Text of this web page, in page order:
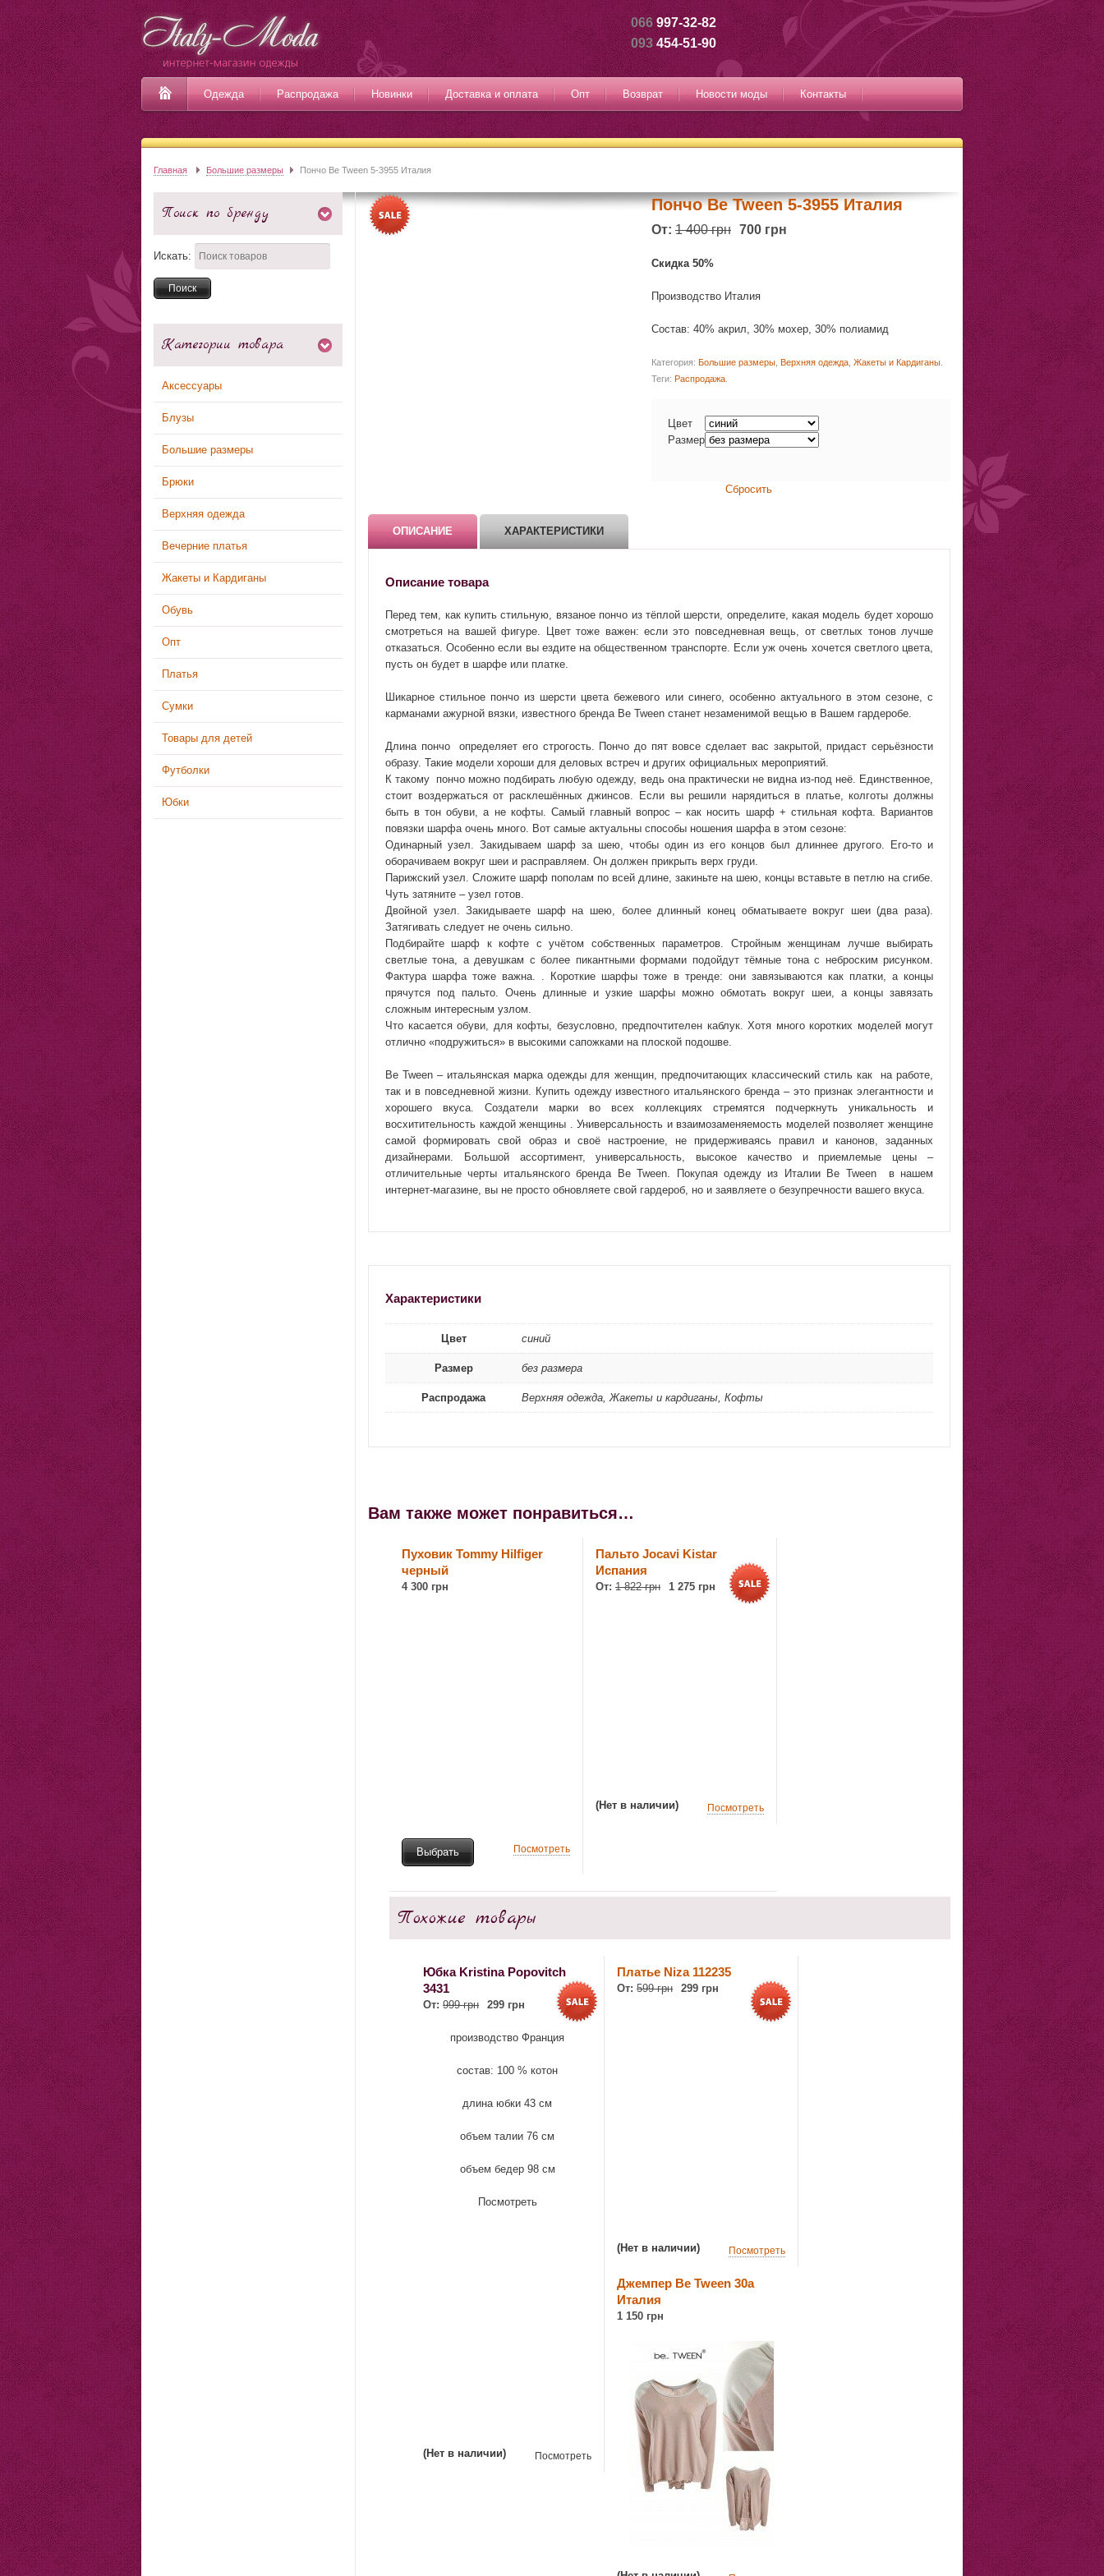
066 997-32-82
093 454-51-90
Одежда Распродажа Новинки Доставка и оплата Опт Возврат Новости моды Контакты
Главная Большие размеры Пончо Be Tween 5-3955 Италия
Поиск по бренду
Искать:
Категории товара
Аксессуары
Блузы
Большие размеры
Брюки
Верхняя одежда
Вечерние платья
Жакеты и Кардиганы
Обувь
Опт
Платья
Сумки
Товары для детей
Футболки
Юбки
Пончо Be Tween 5-3955 Италия
От: 1 400 грн 700 грн
Скидка 50%
Производство Италия
Состав: 40% акрил, 30% мохер, 30% полиамид
Категория: Большие размеры Верхняя одежда Жакеты и Кардиганы
Теги: Распродажа
Цвет
Размер
Сбросить
ОПИСАНИЕ ХАРАКТЕРИСТИКИ
Описание товара
Перед тем, как купить стильную, вязаное пончо из тёплой шерсти, определите, какая модель будет хорошо
смотреться на вашей фигуре. Цвет тоже важен: если это повседневная вещь, от светлых тонов лучше
отказаться. Особенно если вы ездите на общественном транспорте. Если уж очень хочется светлого цвета,
пусть он будет в шарфе или платке.
Шикарное стильное пончо из шерсти цвета бежевого или синего, особенно актуального в этом сезоне, с
карманами ажурной вязки, известного бренда Be Tween станет незаменимой вещью в Вашем гардеробе.
Длина пончо определяет его строгость. Пончо до пят вовсе сделает вас закрытой, придаст серьёзности
образу. Такие модели хороши для деловых встреч и других официальных мероприятий.
К такому пончо можно подбирать любую одежду, ведь она практически не видна из-под неё. Единственное,
стоит воздержаться от расклешённых джинсов. Если вы решили нарядиться в платье, колготы должны
быть в тон обуви, а не кофты. Самый главный вопрос – как носить шарф + стильная кофта. Вариантов
повязки шарфа очень много. Вот самые актуальны способы ношения шарфа в этом сезоне:
Одинарный узел. Закидываем шарф за шею, чтобы один из его концов был длиннее другого. Его-то и
оборачиваем вокруг шеи и расправляем. Он должен прикрыть верх груди.
Парижский узел. Сложите шарф пополам по всей длине, закиньте на шею, концы вставьте в петлю на сгибе.
Чуть затяните – узел готов.
Двойной узел. Закидываете шарф на шею, более длинный конец обматываете вокруг шеи (два раза).
Затягивать следует не очень сильно.
Подбирайте шарф к кофте с учётом собственных параметров. Стройным женщинам лучше выбирать
светлые тона, а девушкам с более пикантными формами подойдут тёмные тона с неброским рисунком.
Фактура шарфа тоже важна. . Короткие шарфы тоже в тренде: они завязываются как платки, а концы
прячутся под пальто. Очень длинные и узкие шарфы можно обмотать вокруг шеи, а концы завязать
сложным интересным узлом.
Что касается обуви, для кофты, безусловно, предпочтителен каблук. Хотя много коротких моделей могут
отлично «подружиться» в высокими сапожками на плоской подошве.
Be Tween – итальянская марка одежды для женщин, предпочитающих классический стиль как
на работе,
так и в повседневной жизни. Купить одежду известного итальянского бренда – это признак элегантности и
хорошего вкуса. Создатели марки во всех коллекциях стремятся подчеркнуть уникальность и
восхитительность каждой женщины . Универсальность и взаимозаменяемость моделей позволяет женщине
самой формировать свой образ и своё настроение, не придерживаясь правил и канонов, заданных
дизайнерами. Большой ассортимент, универсальность, высокое качество и приемлемые цены –
отличительные черты итальянского бренда Be Tween. Покупая одежду из Италии Be Tween
в нашем
интернет-магазине, вы не просто обновляете свой гардероб, но и заявляете о безупречности вашего вкуса.
Характеристики
Цвет синий
Размер без размера
Распродажа Верхняя одежда, Жакеты и кардиганы, Кофты
Вам также может понравиться…
Пуховик Tommy Hilfiger
черный
4 300 грн
Выбрать Посмотреть
Пальто Jocavi Kistar
Испания
От: 1 822 грн 1 275 грн
(Нет в наличии) Посмотреть
Похожие товары
Юбка Kristina Popovitch
3431
От: 999 грн 299 грн
производство Франция
состав: 100 % котон
длина юбки 43 см
объем талии 76 см
объем бедер 98 см
Посмотреть
(Нет в наличии) Посмотреть
Платье Niza 112235
От: 599 грн 299 грн
(Нет в наличии) Посмотреть
Джемпер Be Tween 30а
Италия
1 150 грн